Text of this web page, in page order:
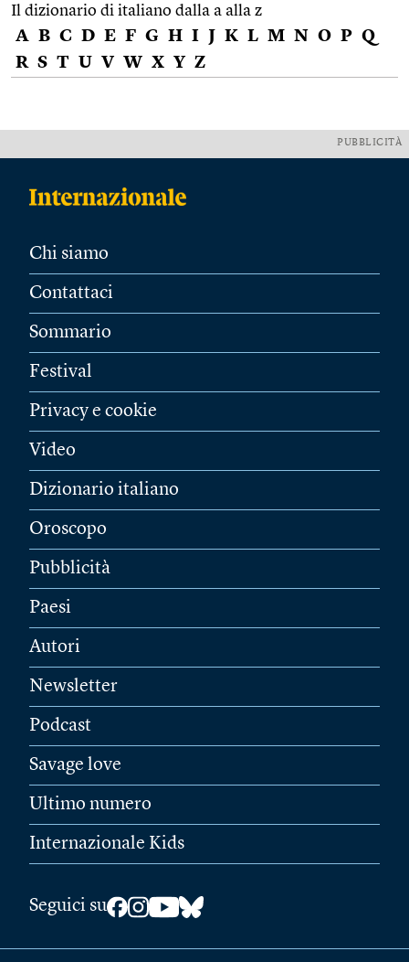
Il dizionario di italiano dalla a alla z
A B C D E F G H I J K L M N O P Q
R S T U V W X Y Z
PUBBLICITÀ
Chi siamo
Contattaci
Sommario
Festival
Privacy e cookie
Video
Dizionario italiano
Oroscopo
Pubblicità
Paesi
Autori
Newsletter
Podcast
Savage love
Ultimo numero
Internazionale Kids
Seguici su